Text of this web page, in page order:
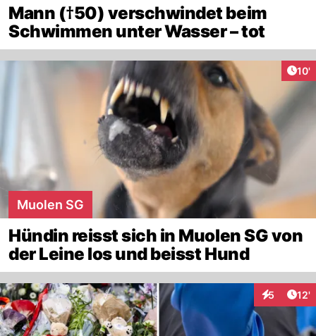
Mann (†50) verschwindet beim
Schwimmen unter Wasser – tot
10'
Muolen SG
Hündin reisst sich in Muolen SG von
der Leine los und beisst Hund
5 12'